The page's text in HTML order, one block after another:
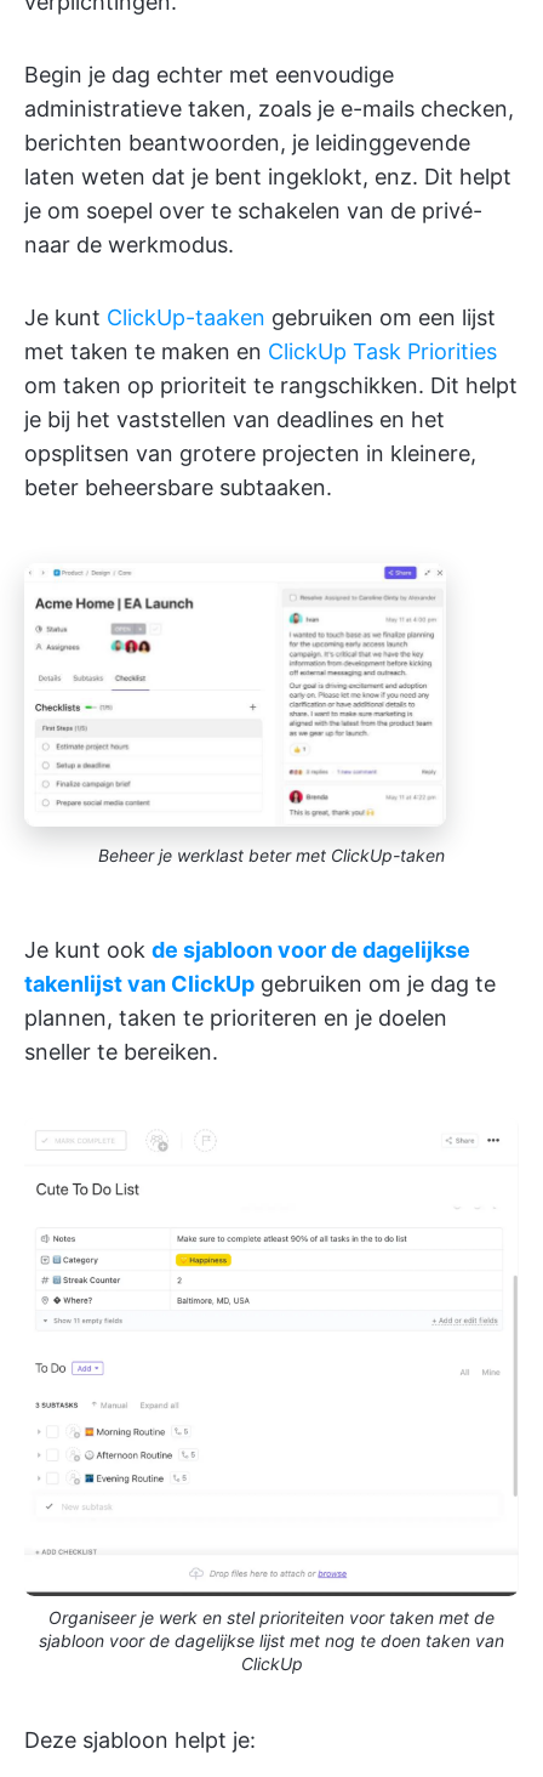
Begin je dag echter met eenvoudige
administratieve taken, zoals je e-mails checken,
berichten beantwoorden, je leidinggevende
laten weten dat je bent ingeklokt, enz. Dit helpt
je om soepel over te schakelen van de privé-
naar de werkmodus.
Je kunt ClickUp-taaken gebruiken om een lijst
met taken te maken en ClickUp Task Priorities
om taken op prioriteit te rangschikken. Dit helpt
je bij het vaststellen van deadlines en het
opsplitsen van grotere projecten in kleinere,
beter beheersbare subtaaken.
Beheer je werklast beter met ClickUp-taken
Je kunt ook de sjabloon voor de dagelijkse
takenlijst van ClickUp gebruiken om je dag te
plannen, taken te prioriteren en je doelen
sneller te bereiken.
Organiseer je werk en stel prioriteiten voor taken met de
sjabloon voor de dagelijkse lijst met nog te doen taken van
ClickUp
Deze sjabloon helpt je: